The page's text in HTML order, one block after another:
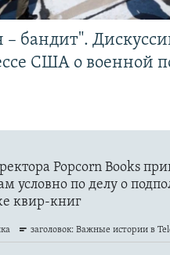
– бандит".
США о военной